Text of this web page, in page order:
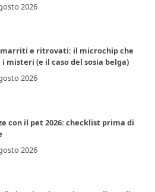
2026
e ritrovati: il microchip che
i misteri (e il caso del sosia belga)
2026
con il pet 2026: checklist prima di
2026